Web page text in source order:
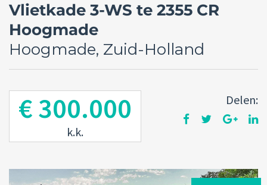
Vlietkade 3-WS te 2355 CR
Hoogmade
Hoogmade, Zuid-Holland
€ 300.000
k.k.
Delen: